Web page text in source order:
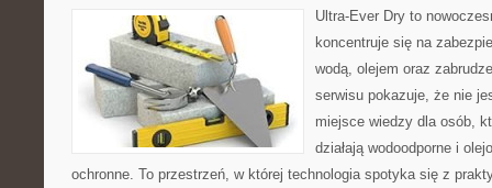
Ultra-Ever Dry to
koncentruje się na
wodą, olejem oraz
serwisu pokazuje, że nie
miejsce wiedzy dla osób,
działają wodoodporne i
ochronne. To przestrzeń, w której technologia spotyka się z